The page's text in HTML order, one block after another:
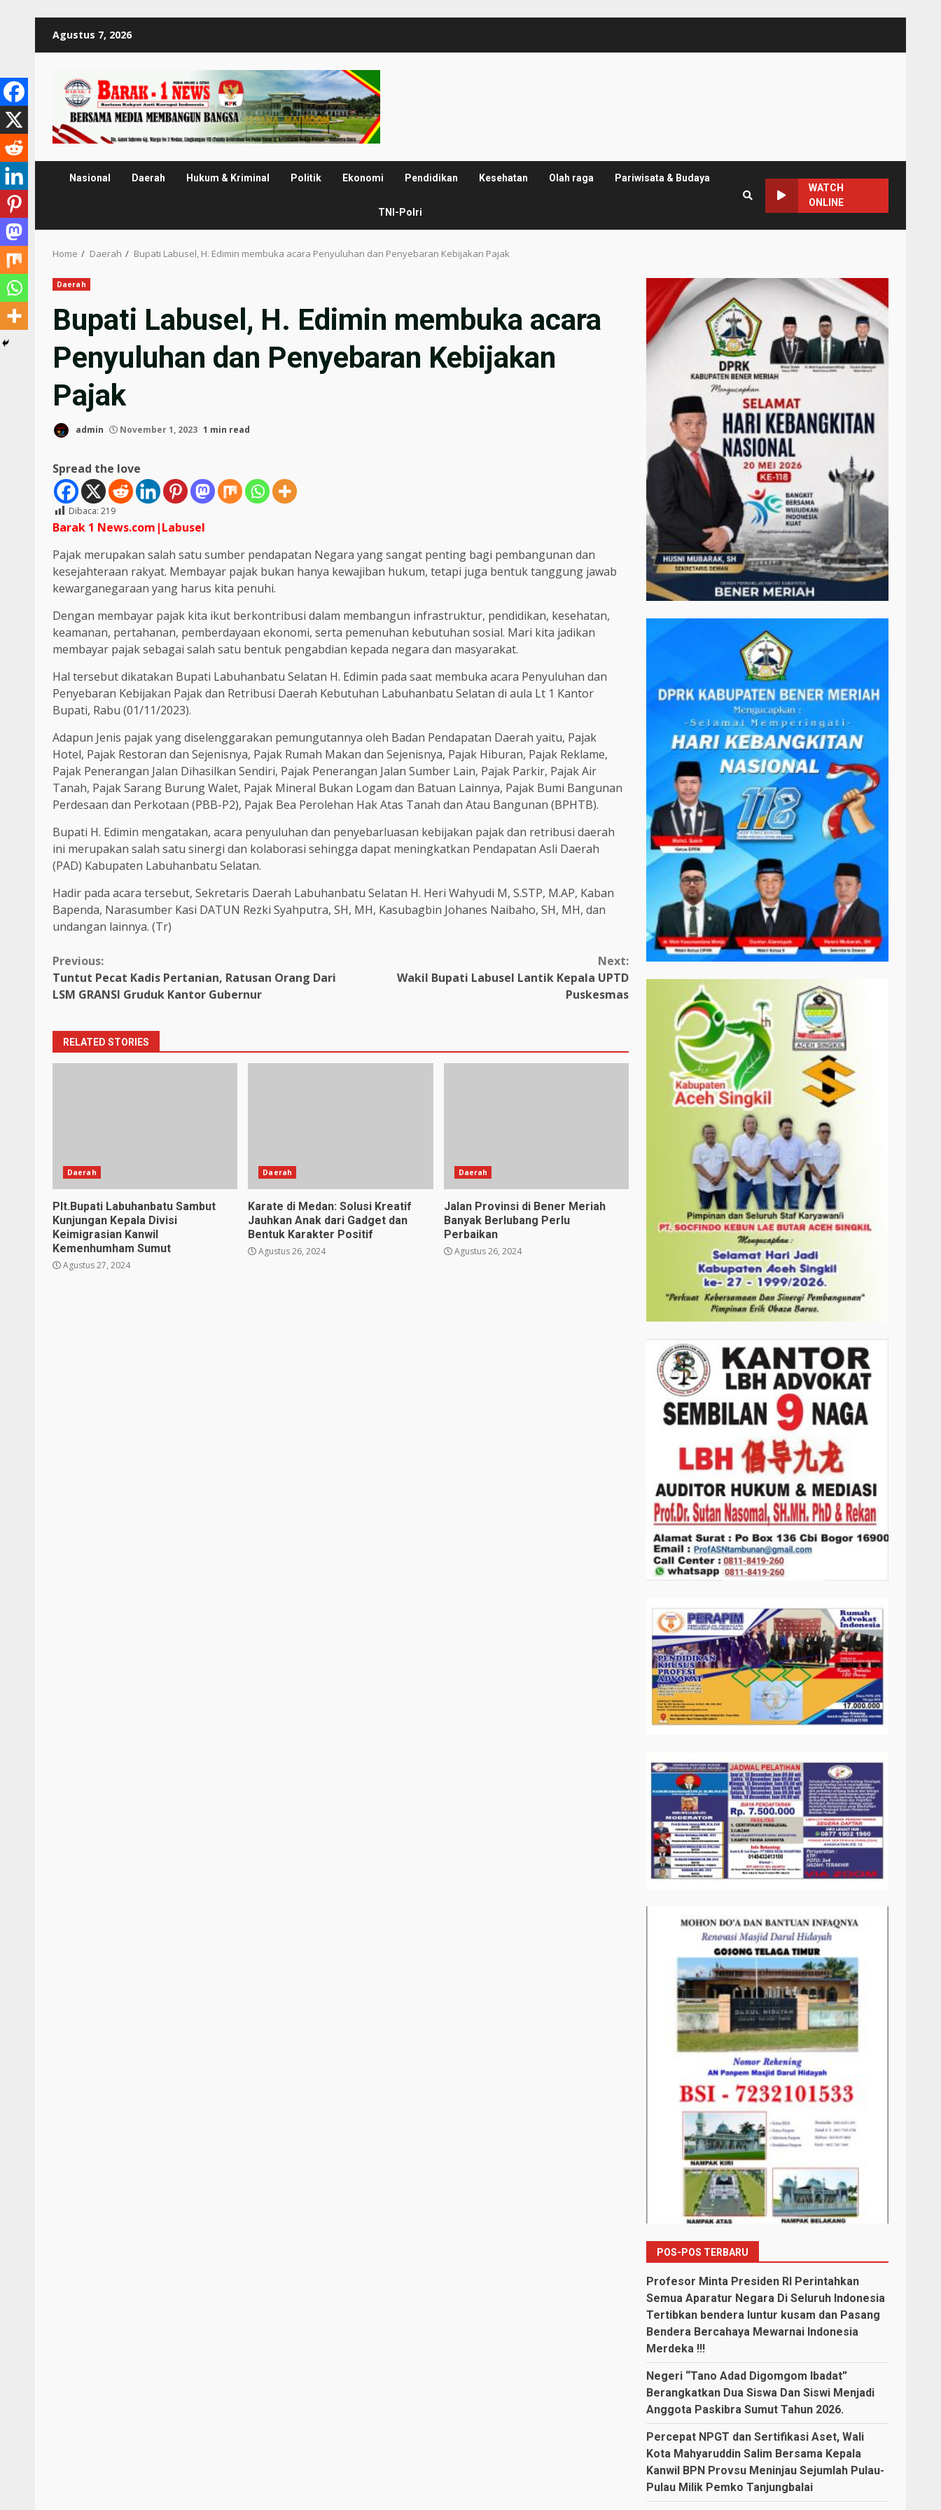
Agustus 7, 2026
Nasional Daerah Hukum & Kriminal Politik Ekonomi Pendidikan Kesehatan Olah raga Pariwisata & Budaya
TNI-Polri
WATCH
ONLINE
Home Daerah Bupati Labusel, H. Edimin membuka acara Penyuluhan dan Penyebaran Kebijakan Pajak
Daerah
Bupati Labusel, H. Edimin membuka acara
Penyuluhan dan Penyebaran Kebijakan
Pajak
admin November 1, 2023 1 min read
Spread the love
Dibaca: 219
Barak 1 News.com|Labusel
Pajak merupakan salah satu sumber pendapatan Negara yang sangat penting bagi pembangunan dan
kesejahteraan rakyat. Membayar pajak bukan hanya kewajiban hukum, tetapi juga bentuk tanggung jawab
kewarganegaraan yang harus kita penuhi.
Dengan membayar pajak kita ikut berkontribusi dalam membangun infrastruktur, pendidikan, kesehatan,
keamanan, pertahanan, pemberdayaan ekonomi, serta pemenuhan kebutuhan sosial. Mari kita jadikan
membayar pajak sebagai salah satu bentuk pengabdian kepada negara dan masyarakat.
Hal tersebut dikatakan Bupati Labuhanbatu Selatan H. Edimin pada saat membuka acara Penyuluhan dan
Penyebaran Kebijakan Pajak dan Retribusi Daerah Kebutuhan Labuhanbatu Selatan di aula Lt 1 Kantor
Bupati, Rabu (01/11/2023).
Adapun Jenis pajak yang diselenggarakan pemungutannya oleh Badan Pendapatan Daerah yaitu, Pajak
Hotel, Pajak Restoran dan Sejenisnya, Pajak Rumah Makan dan Sejenisnya, Pajak Hiburan, Pajak Reklame,
Pajak Penerangan Jalan Dihasilkan Sendiri, Pajak Penerangan Jalan Sumber Lain, Pajak Parkir, Pajak Air
Tanah, Pajak Sarang Burung Walet, Pajak Mineral Bukan Logam dan Batuan Lainnya, Pajak Bumi Bangunan
Perdesaan dan Perkotaan (PBB-P2), Pajak Bea Perolehan Hak Atas Tanah dan Atau Bangunan (BPHTB).
Bupati H. Edimin mengatakan, acara penyuluhan dan penyebarluasan kebijakan pajak dan retribusi daerah
ini merupakan salah satu sinergi dan kolaborasi sehingga dapat meningkatkan Pendapatan Asli Daerah
(PAD) Kabupaten Labuhanbatu Selatan.
Hadir pada acara tersebut, Sekretaris Daerah Labuhanbatu Selatan H. Heri Wahyudi M, S.STP, M.AP, Kaban
Bapenda, Narasumber Kasi DATUN Rezki Syahputra, SH, MH, Kasubagbin Johanes Naibaho, SH, MH, dan
undangan lainnya. (Tr)
Continue
Reading
Previous:
Tuntut Pecat Kadis Pertanian, Ratusan Orang Dari
LSM GRANSI Gruduk Kantor Gubernur
Next:
Wakil Bupati Labusel Lantik Kepala UPTD
Puskesmas
RELATED STORIES
Daerah
Plt.Bupati Labuhanbatu Sambut
Kunjungan Kepala Divisi
Keimigrasian Kanwil
Kemenhumham Sumut
Agustus 27, 2024
Daerah
Karate di Medan: Solusi Kreatif
Jauhkan Anak dari Gadget dan
Bentuk Karakter Positif
Agustus 26, 2024
Daerah
Jalan Provinsi di Bener Meriah
Banyak Berlubang Perlu
Perbaikan
Agustus 26, 2024
POS-POS TERBARU
Profesor Minta Presiden RI Perintahkan
Semua Aparatur Negara Di Seluruh Indonesia
Tertibkan bendera luntur kusam dan Pasang
Bendera Bercahaya Mewarnai Indonesia
Merdeka !!!
Negeri “Tano Adad Digomgom Ibadat”
Berangkatkan Dua Siswa Dan Siswi Menjadi
Anggota Paskibra Sumut Tahun 2026.
Percepat NPGT dan Sertifikasi Aset, Wali
Kota Mahyaruddin Salim Bersama Kepala
Kanwil BPN Provsu Meninjau Sejumlah Pulau-
Pulau Milik Pemko Tanjungbalai